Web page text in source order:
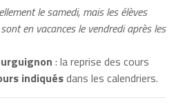
le samedi, mais les élèves
en vacances le vendredi après les
: la reprise des cours
indiquésdans les calendriers.